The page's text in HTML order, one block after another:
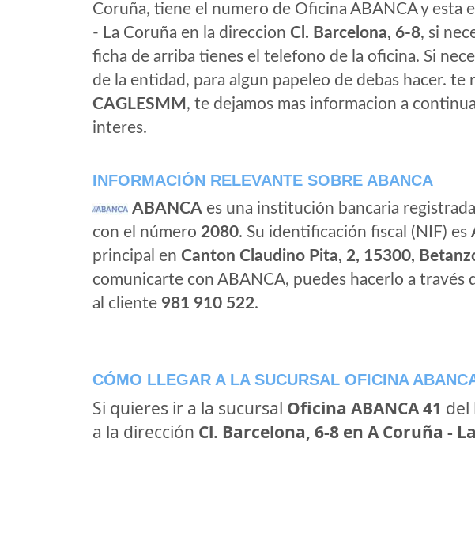
Coruña, tiene el numero de Oficina ABANCA y esta
- La Coruña en la direccion Cl. Barcelona, 6-8, si
ficha de arriba tienes el telefono de la oficina. Si
de la entidad, para algun papeleo de debas hacer. te
CAGLESMM , te dejamos mas informacion a
interes.
INFORMACIÓN RELEVANTE SOBRE ABANCA
ABANCA es una institución bancaria
con el número 2080. Su identificación fiscal (NIF) es
principal en Canton Claudino Pita, 2, 15300,
comunicarte con ABANCA, puedes hacerlo a través
al cliente 981 910 522.
CÓMO LLEGAR A LA SUCURSAL OFICINA
Si quieres ir a la sucursal Oficina ABANCA 41 del
a la dirección Cl. Barcelona, 6-8 en A Coruña -